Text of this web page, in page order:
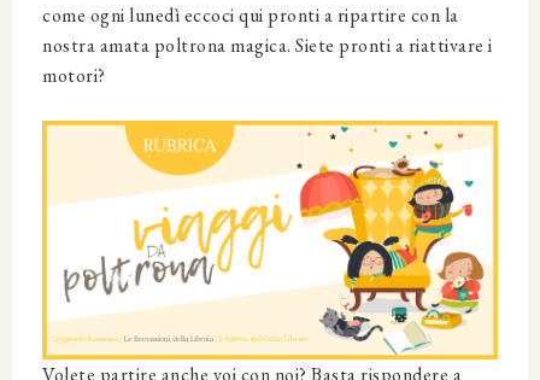
come ogni lunedì eccoci qui pronti a ripartire con la
nostra amata poltrona magica. Siete pronti a riattivare i
motori?
Volete partire anche voi con noi? Basta rispondere a